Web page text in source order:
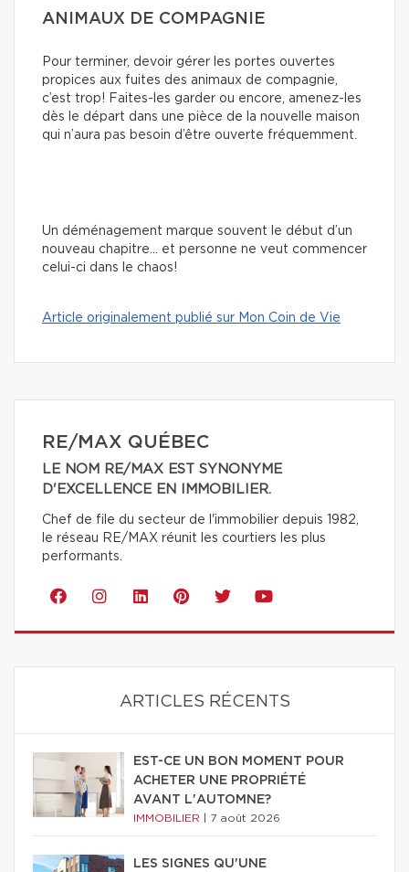
ANIMAUX DE COMPAGNIE
Pour terminer, devoir gérer les portes ouvertes
propices aux fuites des animaux de compagnie,
c’est trop! Faites-les garder ou encore, amenez-les
dès le départ dans une pièce de la nouvelle maison
qui n’aura pas besoin d’être ouverte fréquemment.
Un déménagement marque souvent le début d’un
nouveau chapitre… et personne ne veut commencer
celui-ci dans le chaos!
Article originalement publié sur Mon Coin de Vie
RE/MAX QUÉBEC
LE NOM RE/MAX EST SYNONYME
D'EXCELLENCE EN IMMOBILIER.
Chef de file du secteur de l'immobilier depuis 1982,
le réseau RE/MAX réunit les courtiers les plus
performants.
ARTICLES RÉCENTS
EST-CE UN BON MOMENT POUR
ACHETER UNE PROPRIÉTÉ
AVANT L'AUTOMNE?
IMMOBILIER 7 août 2026
LES SIGNES QU'UNE